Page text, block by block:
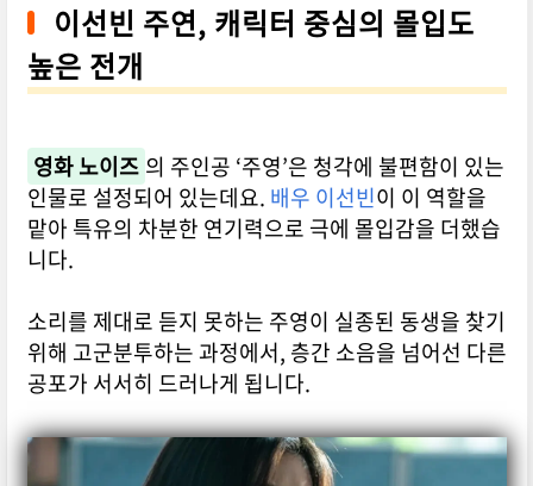
이선빈 주연, 캐릭터 중심의 몰입도
높은 전개
영화 노이즈 의 주인공 ‘주영’은 청각에 불편함이 있는
인물로 설정되어 있는데요. 배우 이선빈이 이 역할을
맡아 특유의 차분한 연기력으로 극에 몰입감을 더했습
니다.
소리를 제대로 듣지 못하는 주영이 실종된 동생을 찾기
위해 고군분투하는 과정에서, 층간 소음을 넘어선 다른
공포가 서서히 드러나게 됩니다.